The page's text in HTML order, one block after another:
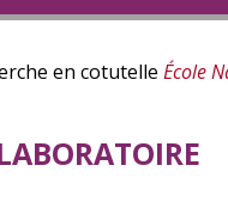
en cotutelle École